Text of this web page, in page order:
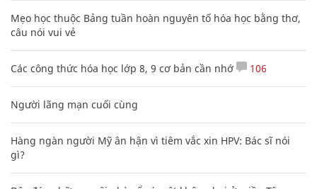
Mẹo học thuộc Bảng tuần hoàn nguyên tố hóa học bằng thơ,
câu nói vui vẻ
Các công thức hóa học lớp 8, 9 cơ bản cần nhớ 106
Người lãng mạn cuối cùng
Hàng ngàn người Mỹ ân hận vì tiêm vắc xin HPV: Bác sĩ nói
gì?